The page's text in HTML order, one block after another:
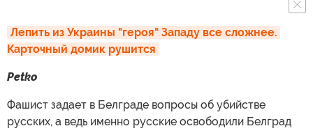
Лепить из Украины "героя" Западу все сложнее.
Карточный домик рушится
Petko
Фашист задает в Белграде вопросы об убийстве
русских, а ведь именно русские освободили Белград